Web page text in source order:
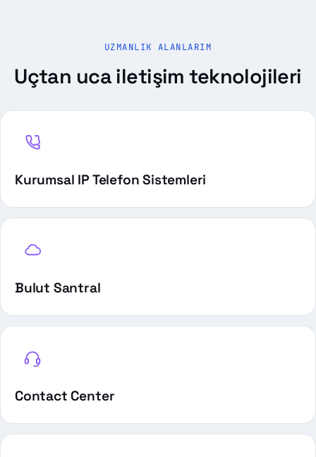
UZMANLIK ALANLARIM
Uçtan uca iletişim teknolojileri
Kurumsal IP Telefon Sistemleri
Bulut Santral
Contact Center